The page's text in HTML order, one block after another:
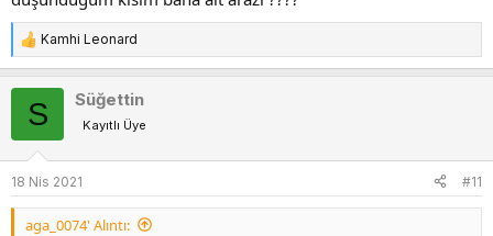
T
e
p
l
e
r
:
Kamhi Leonard
S Süğettin
Kayıtlı Üye
18 Nis 2021 #11
aga_0074' Alıntı: